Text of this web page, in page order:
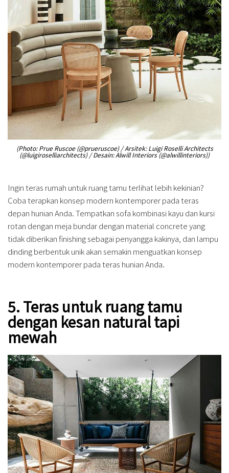
(Photo: Prue Ruscoe (@prueruscoe) / Arsitek: Luigi Roselli Architects
(@luigiroselliarchitects) / Desain: Alwill Interiors (@alwillinteriors))
Ingin teras rumah untuk ruang tamu terlihat lebih kekinian?
Coba terapkan konsep modern kontemporer pada teras
depan hunian Anda. Tempatkan sofa kombinasi kayu dan kursi
rotan dengan meja bundar dengan material concrete yang
tidak diberikan finishing sebagai penyangga kakinya, dan lampu
dinding berbentuk unik akan semakin menguatkan konsep
modern kontemporer pada teras hunian Anda.
5. Teras untuk ruang tamu
dengan kesan natural tapi
mewah